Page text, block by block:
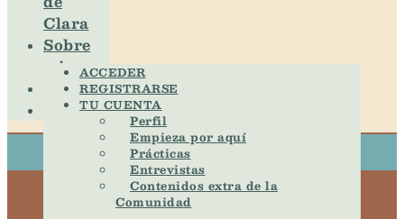
Clara
Sobre
mi
Blog
Contacto
ACCEDER
REGISTRARSE
TU CUENTA
Perfil
Empieza por aquí
Prácticas
Entrevistas
Contenidos extra de la
Comunidad